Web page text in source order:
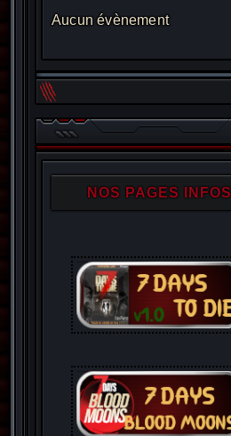
Aucun évènement
NOS PAGES INFOS